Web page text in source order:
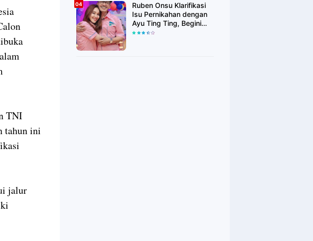
TNI
tahun ini
jalur
Ruben Onsu Klarifikasi
Isu Pernikahan dengan
Ayu Ting Ting, Begini
Faktanya